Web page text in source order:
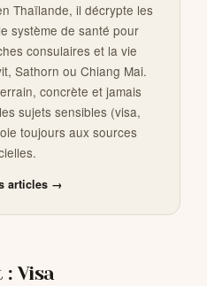
Thaïlande, il décrypte les
système de santé pour
consulaires et la vie
Sathorn ou Chiang Mai.
concrète et jamais
sujets sensibles (visa,
toujours aux sources
articles →
: Visa